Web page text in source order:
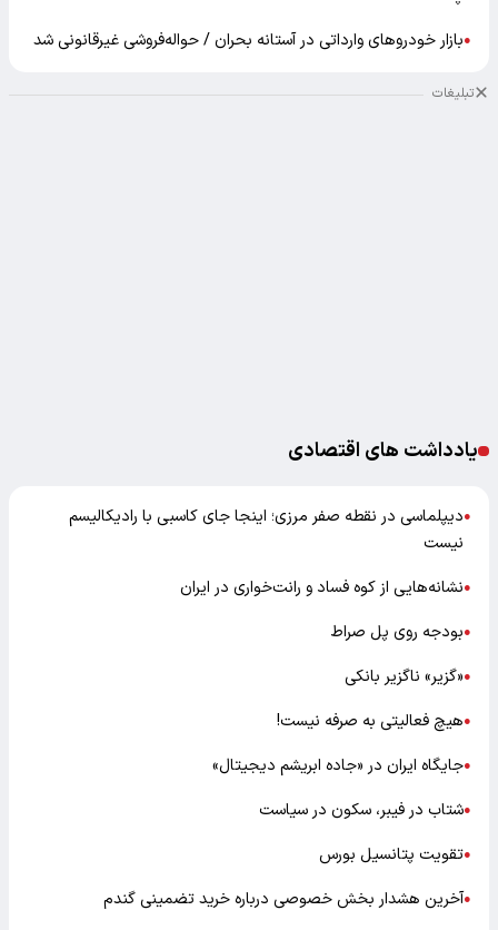
●بازار خودرو‌های وارداتی در آستانه بحران / حواله‌فروشی غیرقانونی شد
تبلیغات
یادداشت های اقتصادی
●دیپلماسی در نقطه صفر مرزی؛ اینجا جای کاسبی با رادیکالیسم
نیست
●نشانه‌هایی از کوه فساد و رانت‌خواری در ایران
●بودجه روی پل صراط
●«گزیر» ناگزیر بانکی
●هیچ فعالیتی به صرفه نیست!
●جایگاه ایران در «جاده ابریشم دیجیتال»
●شتاب در فیبر، سکون در سیاست
●تقویت پتانسیل بورس
●آخرین هشدار بخش خصوصی درباره خرید تضمینی گندم